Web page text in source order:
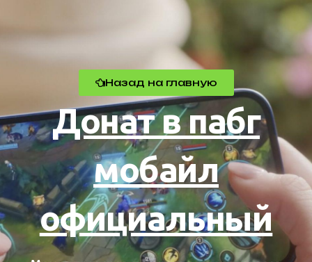
Назад на главную
Донат в пабг
мобайл
официальный